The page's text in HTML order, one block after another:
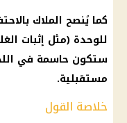
كما يُنصح الملاك
للوحدة (مثل إثبات
ستكون حاسمة في
مستقبلية.
خلاصة القول